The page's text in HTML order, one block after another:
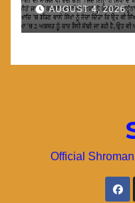
AUGUST 4, 2026
Official